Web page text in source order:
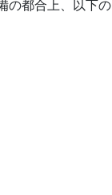
の都合上、以下の